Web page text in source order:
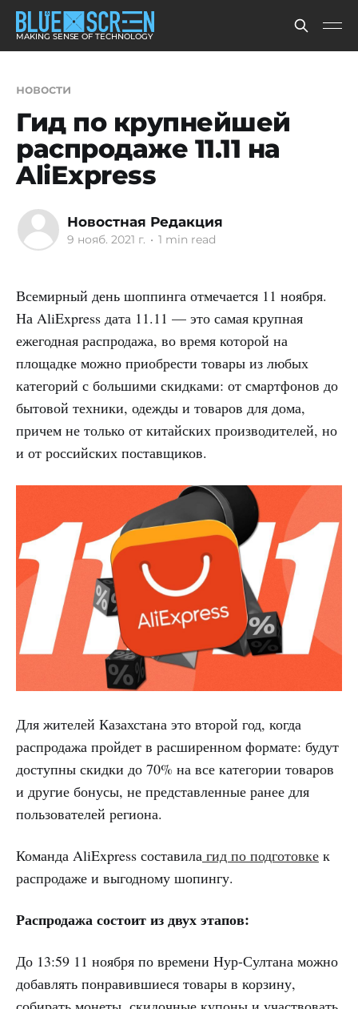
MAKING SENSE OF TECHNOLOGY
новости
Гид по крупнейшей
распродаже 11.11 на
AliExpress
Новостная Редакция
9 нояб. 2021 г. • 1 min read
Всемирный день шоппинга отмечается 11 ноября.
На AliExpress дата 11.11 — это самая крупная
ежегодная распродажа, во время которой на
площадке можно приобрести товары из любых
категорий с большими скидками: от смартфонов до
бытовой техники, одежды и товаров для дома,
причем не только от китайских производителей, но
и от российских поставщиков.
Для жителей Казахстана это второй год, когда
распродажа пройдет в расширенном формате: будут
доступны скидки до 70% на все категории товаров
и другие бонусы, не представленные ранее для
пользователей региона.
Команда AliExpress составила гид по подготовке к
распродаже и выгодному шопингу.
Распродажа состоит из двух этапов:
До 13:59 11 ноября по времени Нур-Султана можно
добавлять понравившиеся товары в корзину,